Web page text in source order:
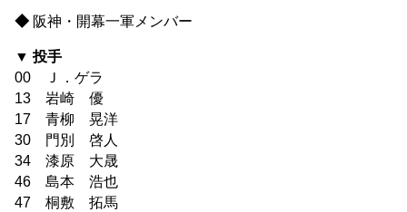
◆ 阪神・開幕一軍メンバー
▼ 投手
00 Ｊ．ゲラ
13 岩崎 優
17 青柳 晃洋
30 門別 啓人
34 漆原 大晟
46 島本 浩也
47 桐敷 拓馬